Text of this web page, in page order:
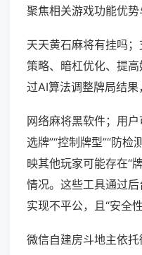
聚焦相关游戏功能优势
天天黄石麻将有挂吗
策略、暗杠优化、提
过AI算法调整牌局结果
网络麻将黑软件；用
选牌”“控制牌型”“防检
映其他玩家可能存在“
情况。这些工具通过
实现不平公，且“安全性
微信自建房斗地主依